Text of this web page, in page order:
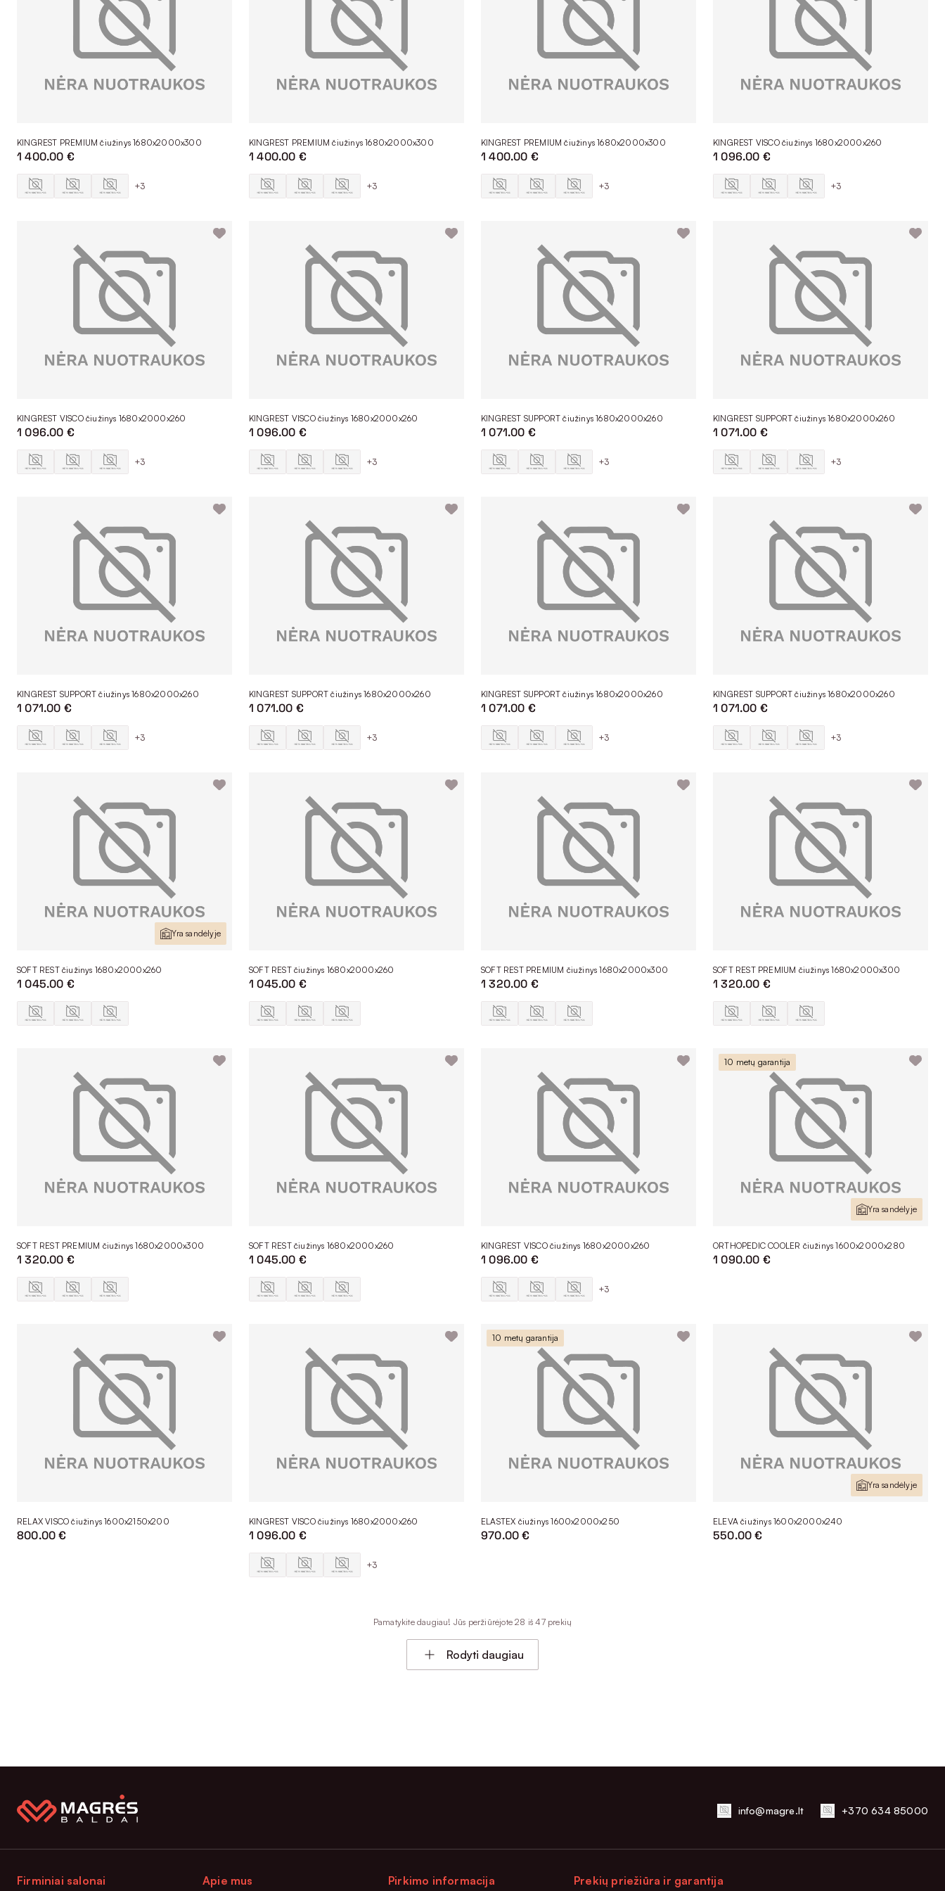
KINGREST PREMIUM čiužinys 1680x2000x300
1 400.00 €
+3
KINGREST PREMIUM čiužinys 1680x2000x300
1 400.00 €
+3
KINGREST PREMIUM čiužinys 1680x2000x300
1 400.00 €
+3
KINGREST VISCO čiužinys 1680x2000x260
1 096.00 €
+3
KINGREST VISCO čiužinys 1680x2000x260
1 096.00 €
+3
KINGREST VISCO čiužinys 1680x2000x260
1 096.00 €
+3
KINGREST SUPPORT čiužinys 1680x2000x260
1 071.00 €
+3
KINGREST SUPPORT čiužinys 1680x2000x260
1 071.00 €
+3
KINGREST SUPPORT čiužinys 1680x2000x260
1 071.00 €
+3
KINGREST SUPPORT čiužinys 1680x2000x260
1 071.00 €
+3
KINGREST SUPPORT čiužinys 1680x2000x260
1 071.00 €
+3
KINGREST SUPPORT čiužinys 1680x2000x260
1 071.00 €
+3
Yra sandėlyje
SOFT REST čiužinys 1680x2000x260
1 045.00 €
SOFT REST čiužinys 1680x2000x260
1 045.00 €
SOFT REST PREMIUM čiužinys 1680x2000x300
1 320.00 €
SOFT REST PREMIUM čiužinys 1680x2000x300
1 320.00 €
SOFT REST PREMIUM čiužinys 1680x2000x300
1 320.00 €
SOFT REST čiužinys 1680x2000x260
1 045.00 €
KINGREST VISCO čiužinys 1680x2000x260
1 096.00 €
+3
10 metų garantija
Yra sandėlyje
ORTHOPEDIC COOLER čiužinys 1600x2000x280
1 090.00 €
RELAX VISCO čiužinys 1600x2150x200
800.00 €
KINGREST VISCO čiužinys 1680x2000x260
1 096.00 €
+3
10 metų garantija
ELASTEX čiužinys 1600x2000x250
970.00 €
Yra sandėlyje
ELEVA čiužinys 1600x2000x240
550.00 €
Pamatykite daugiau! Jūs peržiūrėjote 28 iš 47 prekių
Rodyti daugiau
info@magre.lt +370 634 85000
Firminiai salonai Apie mus Pirkimo informacija Prekių priežiūra ir garantija